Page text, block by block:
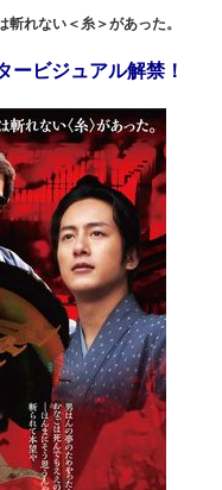
れない＜糸＞があった。
ービジュアル解禁！